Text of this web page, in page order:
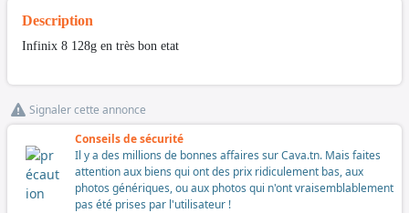
Description
Infinix 8 128g en très bon etat
Signaler cette annonce
Conseils de sécurité
Il y a des millions de bonnes affaires sur Cava.tn. Mais faites
attention aux biens qui ont des prix ridiculement bas, aux
photos génériques, ou aux photos qui n'ont vraisemblablement
pas été prises par l'utilisateur !